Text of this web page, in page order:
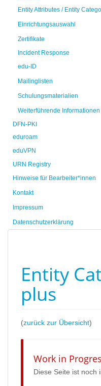
Entity Attributes / Entity
Einrichtungsauswahl
Zertifikate
Incident Response
edu-ID
Mailinglisten
Schulungsmaterialien
Weiterführende Informationen
DFN-PKI
eduroam
eduVPN
URN Registry
Hinweise für Bearbeiter*innen
Kontakt
Impressum
Datenschutzerklärung
Entity
plus
(zurück zur Übersicht)
Work in
Diese Seite ist noch